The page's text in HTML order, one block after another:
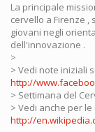
La principale
cervello a Firenze
giovani negli
dell'innovazione .
>
> Vedi note iniziali
http://
> Settimana del
> Vedi anche per
http://